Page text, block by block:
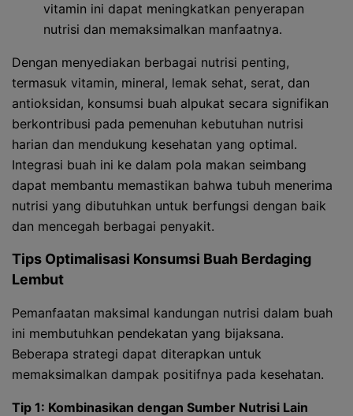
vitamin ini dapat meningkatkan penyerapan
nutrisi dan memaksimalkan manfaatnya.
Dengan menyediakan berbagai nutrisi penting,
termasuk vitamin, mineral, lemak sehat, serat, dan
antioksidan, konsumsi buah alpukat secara signifikan
berkontribusi pada pemenuhan kebutuhan nutrisi
harian dan mendukung kesehatan yang optimal.
Integrasi buah ini ke dalam pola makan seimbang
dapat membantu memastikan bahwa tubuh menerima
nutrisi yang dibutuhkan untuk berfungsi dengan baik
dan mencegah berbagai penyakit.
Tips Optimalisasi Konsumsi Buah Berdaging
Lembut
Pemanfaatan maksimal kandungan nutrisi dalam buah
ini membutuhkan pendekatan yang bijaksana.
Beberapa strategi dapat diterapkan untuk
memaksimalkan dampak positifnya pada kesehatan.
Tip 1: Kombinasikan dengan Sumber Nutrisi Lain